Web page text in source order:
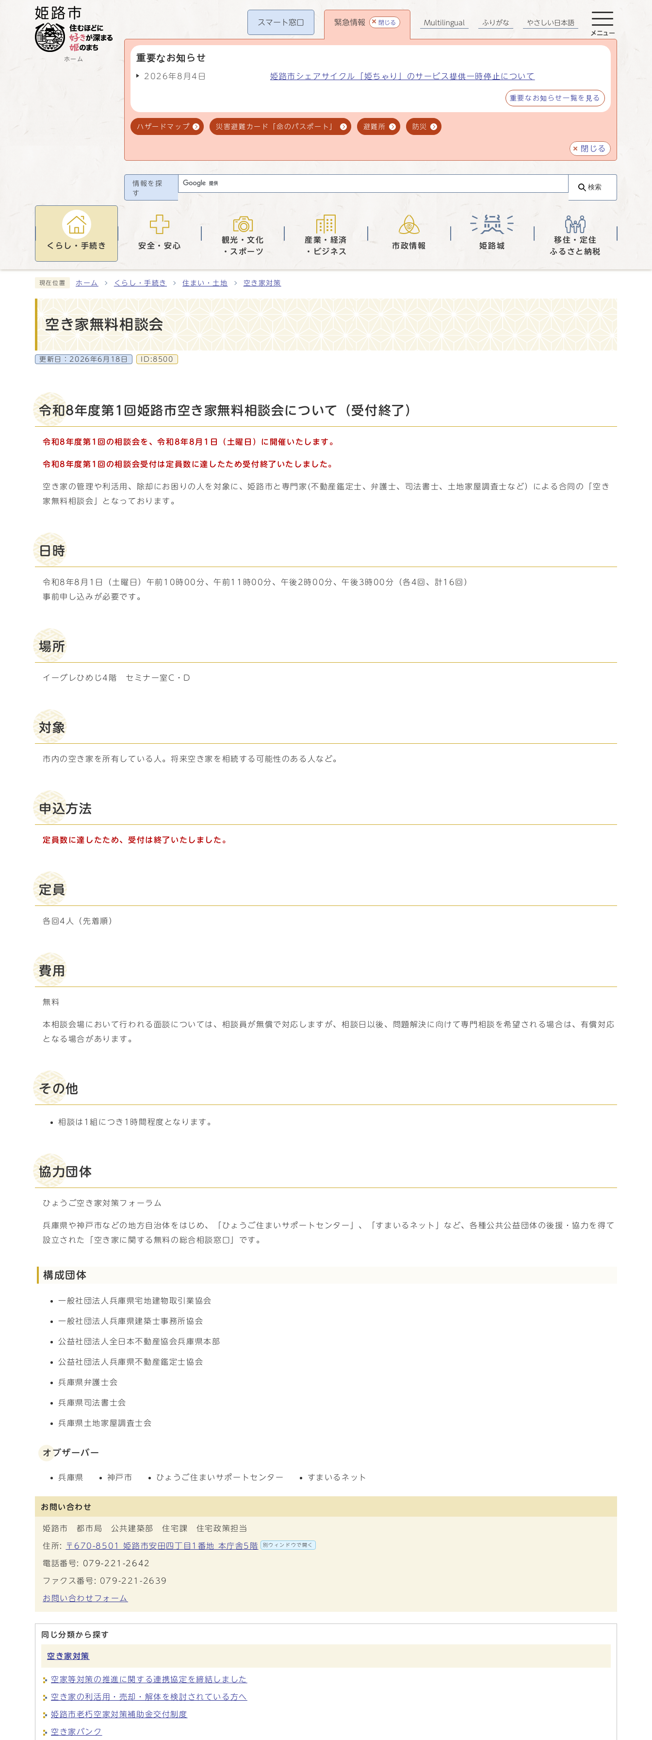
ホーム
スマート窓口 緊急情報 閉じる
重要なお知らせ
2026年8月4日 姫路市シェアサイクル「姫ちゃり」のサービス提供一時停止について
重要なお知らせ一覧を見る
ハザードマップ 災害避難カード「命のパスポート」 避難所 防災
閉じる
Multilingual ふりがな やさしい日本語
メニュー
情報を探
す
検索
くらし・手続き 安全・安心
観光・文化
・スポーツ
産業・経済
・ビジネス
市政情報 姫路城
移住・定住
ふるさと納税
現在位置 ホーム くらし・手続き 住まい・土地 空き家対策
空き家無料相談会
更新日： 2026年6月18日 ID:8500
令和8年度第1回姫路市空き家無料相談会について（受付終了）
令和8年度第1回の相談会を、令和8年8月1日（土曜日）に開催いたします。
令和8年度第1回の相談会受付は定員数に達したため受付終了いたしました。
空き家の管理や利活用、除却にお困りの人を対象に、姫路市と専門家(不動産鑑定士、弁護士、司法書士、土地家屋調査士など）による合同の「空き
家無料相談会」となっております。
日時
令和8年8月1日（土曜日）午前10時00分、午前11時00分、午後2時00分、午後3時00分（各4回、計16回）
事前申し込みが必要です。
場所
イーグレひめじ4階 セミナー室C・D
対象
市内の空き家を所有している人。将来空き家を相続する可能性のある人など。
申込方法
定員数に達したため、受付は終了いたしました。
定員
各回4人（先着順）
費用
無料
本相談会場において行われる面談については、相談員が無償で対応しますが、相談日以後、問題解決に向けて専門相談を希望される場合は、有償対応
となる場合があります。
その他
相談は1組につき1時間程度となります。
協力団体
ひょうご空き家対策フォーラム
兵庫県や神戸市などの地方自治体をはじめ、「ひょうご住まいサポートセンター」、「すまいるネット」など、各種公共公益団体の後援・協力を得て
設立された「空き家に関する無料の総合相談窓口」です。
構成団体
一般社団法人兵庫県宅地建物取引業協会
一般社団法人兵庫県建築士事務所協会
公益社団法人全日本不動産協会兵庫県本部
公益社団法人兵庫県不動産鑑定士協会
兵庫県弁護士会
兵庫県司法書士会
兵庫県土地家屋調査士会
オブザーバー
兵庫県 神戸市 ひょうご住まいサポートセンター すまいるネット
お問い合わせ
姫路市 都市局 公共建築部 住宅課 住宅政策担当
住所: 〒670-8501 姫路市安田四丁目1番地 本庁舎5階 別ウィンドウで開く
電話番号: 079-221-2642
ファクス番号: 079-221-2639
お問い合わせフォーム
同じ分類から探す
空き家対策
空家等対策の推進に関する連携協定を締結しました
空き家の利活用・売却・解体を検討されている方へ
姫路市老朽空家対策補助金交付制度
空き家バンク